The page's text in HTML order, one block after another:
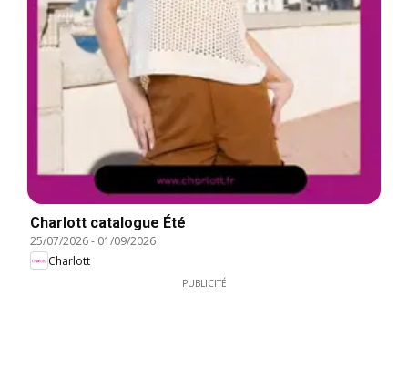
Charlott catalogue Été
25/07/2026- 01/09/2026
Charlott
PUBLICITÉ